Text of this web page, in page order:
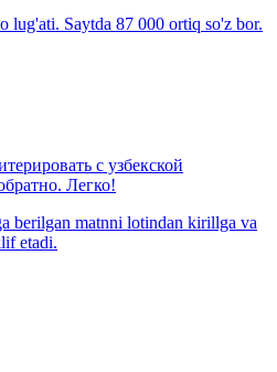
Saytda 87 000 ortiq so'z bor.
с узбекской
Легко!
berilgan matnni lotindan kirillga va
etadi.